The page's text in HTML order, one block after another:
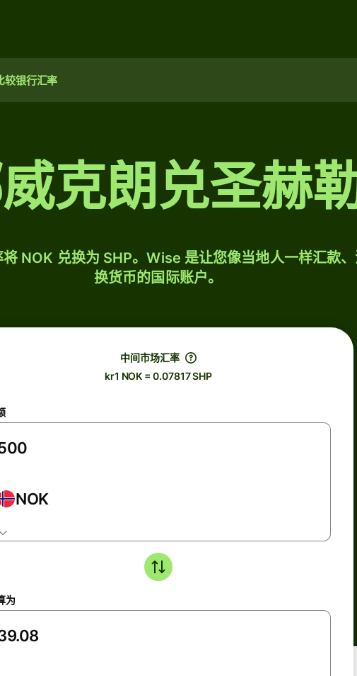
较银行汇率
克朗兑圣赫
NOK 兑换为 SHP。Wise 是让您像当地人一样汇款
换货币的国际账户。
中间市场汇率
kr1 NOK = 0.07817 SHP
NOK
为